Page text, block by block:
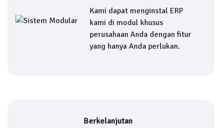
Kami dapat menginstal ERP
kami di modul khusus
perusahaan Anda dengan fitur
yang hanya Anda perlukan.
Berkelanjutan